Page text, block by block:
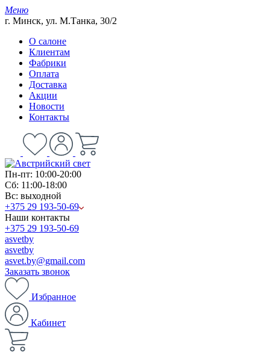
Меню
г. Минск, ул. М.Танка, 30/2
О салоне
Клиентам
Фабрики
Оплата
Доставка
Акции
Новости
Контакты
Пн-пт: 10:00-20:00
Сб: 11:00-18:00
Вс: выходной
+375 29 193-50-69
Наши контакты
+375 29 193-50-69
asvetby
asvetby
asvet.by@gmail.com
Заказать звонок
Избранное
Кабинет